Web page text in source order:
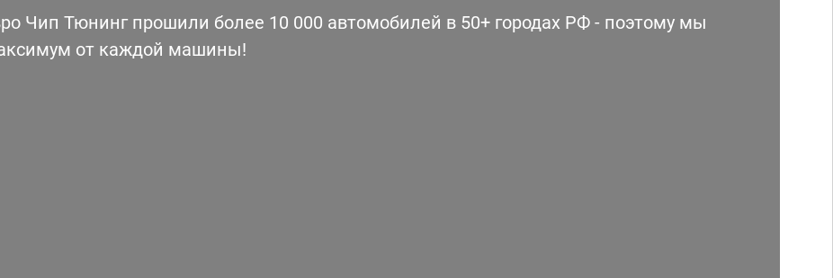
Чип Тюнинг прошили более 10 000 автомобилей в 50+ городах РФ - поэтому мы
от каждой машины!